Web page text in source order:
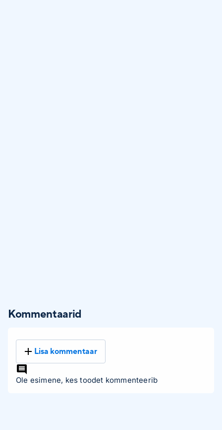
Kommentaarid
Lisa kommentaar
Ole esimene, kes toodet kommenteerib